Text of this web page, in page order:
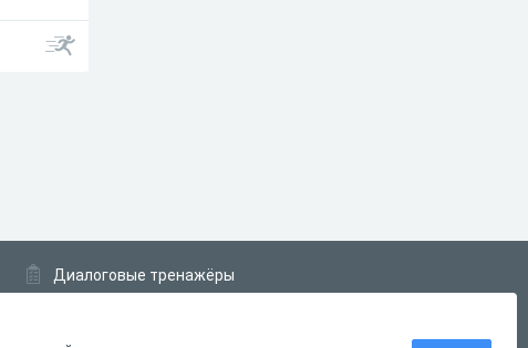
Диалоговые тренажёры